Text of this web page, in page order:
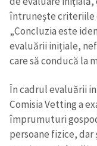
întrunește criteriile
„Concluzia este
evaluării inițiale,
care să conducă la
În cadrul evaluării
Comisia Vetting a
împrumuturi
persoane fizice, dar